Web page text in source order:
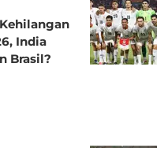
India
Brasil?